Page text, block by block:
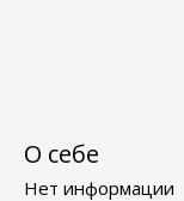
О себе
Нет информации